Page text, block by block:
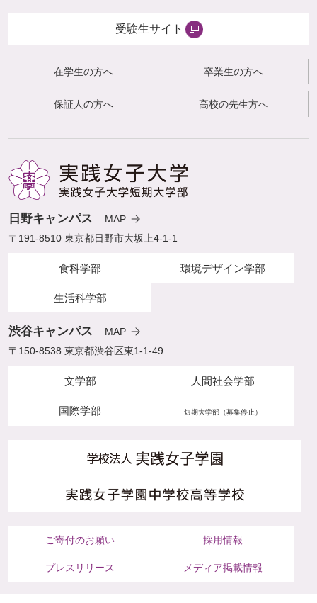
受験生サイト
在学生の方へ 卒業生の方へ
保証人の方へ 高校の先生方へ
日野キャンパス
MAP
〒191-8510 東京都日野市大坂上4-1-1
食科学部 環境デザイン学部
生活科学部
渋谷キャンパス
MAP
〒150-8538 東京都渋谷区東1-1-49
文学部 人間社会学部
国際学部 短期大学部（募集停止）
ご寄付のお願い 採用情報
プレスリリース メディア掲載情報